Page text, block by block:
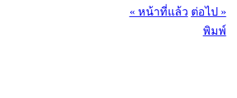
« หน้าที่แล้ว ต่อไป »
พิมพ์